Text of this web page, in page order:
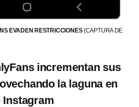
EVADEN RESTRICCIONES(CAPTURA DE
incrementan sus
la laguna en
Instagram